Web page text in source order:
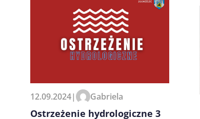
12.09.2024| Gabriela
Ostrzeżenie hydrologiczne 3